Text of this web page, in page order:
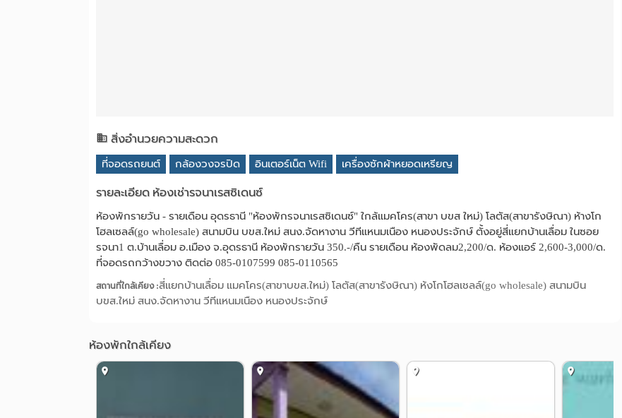
สิ่งอำนวยความสะดวก
ที่จอดรถยนต์ กล้องวงจรปิด อินเตอร์เน็ต Wifi เครื่องซักผ้าหยอดเหรียญ
รายละเอียด ห้องเช่ารจนาเรสซิเดนซ์
ห้องพักรายวัน - รายเดือน อุดรธานี "ห้องพักรจนาเรสซิเดนซ์" ใกล้แมคโคร(สาขา บขส ใหม่) โลตัส(สาขารังษิณา) ห้างโก
โฮลเซลล์(go wholesale) สนามบิน บขส.ใหม่ สนง.จัดหางาน วีทีแหนมเนือง หนองประจักษ์ ตั้งอยู่สี่แยกบ้านเลื่อม ในซอย
รจนา1 ต.บ้านเลื่อม อ.เมือง จ.อุดรธานี ห้องพักรายวัน 350.-/คืน รายเดือน ห้องพัดลม2,200/ด. ห้องแอร์ 2,600-3,000/ด.
ที่จอดรถกว้างขวาง ติดต่อ 085-0107599 085-0110565
สถานที่ใกล้เคียง :สี่แยกบ้านเลื่อม แมคโคร(สาขาบขส.ใหม่) โลตัส(สาขารังษิณา) ห้งโกโฮลเชลล์(go wholesale) สนามบิน
บขส.ใหม่ สนง.จัดหางาน วีทีแหนมเนือง หนองประจักษ์
ห้องพักใกล้เคียง